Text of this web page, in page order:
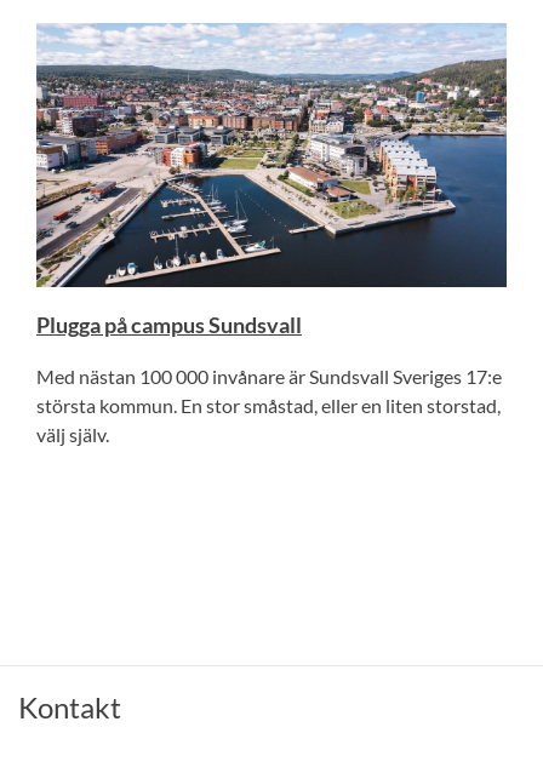
Plugga på campus Sundsvall
Med nästan 100 000 invånare är Sundsvall Sveriges 17:e
största kommun. En stor småstad, eller en liten storstad,
välj själv.
Kontakt